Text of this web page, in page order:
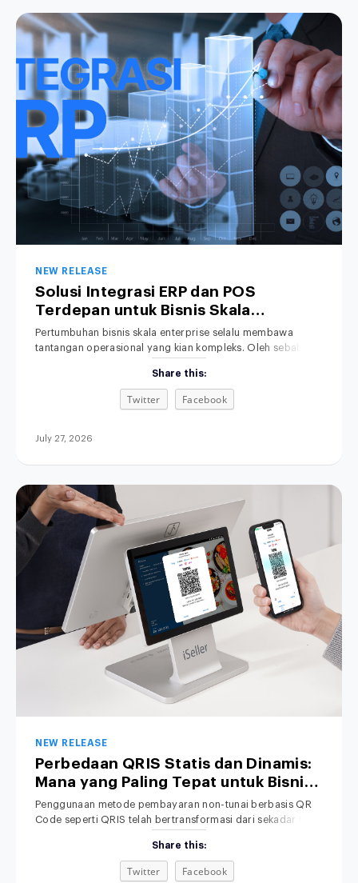
NEW RELEASE
Solusi Integrasi ERP dan POS
Terdepan untuk Bisnis Skala
Enterprise
Pertumbuhan bisnis skala enterprise selalu membawa
tantangan operasional yang kian kompleks. Oleh sebab itu,
mutlak. Namun, sistem kasir di toko fisik sering kali berjalan
terpisah dari sistem Enterprise Resource Planning (ERP) di
kantor pusat. Akibatnya, tim manajemen terpaksa
mencocokkan data penjualan serta persediaan
Share this:
Twitter Facebook
July 27, 2026
NEW RELEASE
Perbedaan QRIS Statis dan Dinamis:
Mana yang Paling Tepat untuk Bisnis
Anda?
Penggunaan metode pembayaran non-tunai berbasis QR
Code seperti QRIS telah bertransformasi dari sekadar tren
kopi lokal, toko retail pakaian, hingga jaringan restoran
nasional, konsumen kini lebih memilih memindai QR melalui
smartphone daripada membawa uang tunai. Meski
Share this:
Twitter Facebook